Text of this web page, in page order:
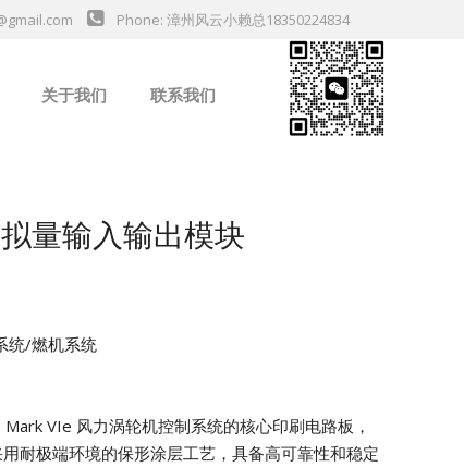
Phone: 漳州风云小赖总18350224834
关于我们 联系我们
量输入输出模块
统/燃机系统
VIe 风力涡轮机控制系统的核心印刷电路板，
耐极端环境的保形涂层工艺，具备高可靠性和稳定